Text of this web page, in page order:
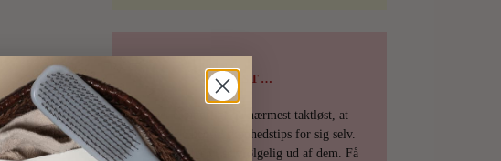
4
PSST…
Det er uhøfligt, ja nærmest taktløst, at
holde de bedste skønhedstips for sig selv.
Derfor deler vi selvfølgelig ud af dem. Få